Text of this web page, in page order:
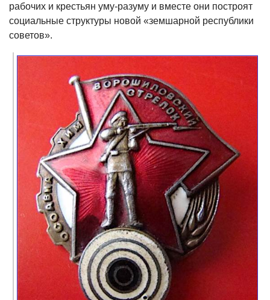
рабочих и крестьян уму-разуму и вместе они построят
социальные структуры новой «земшарной республики
советов».